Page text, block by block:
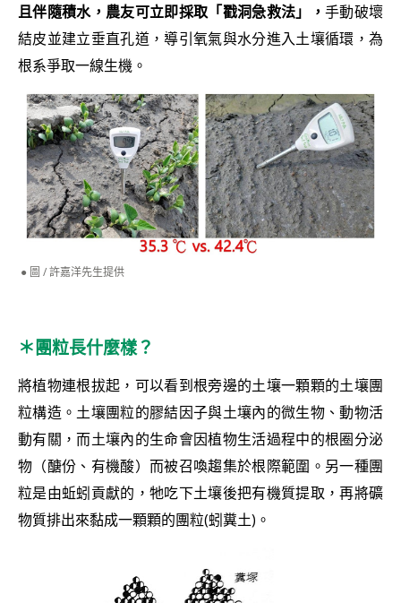
且伴隨積水，農友可立即採取「戳洞急救法」， 手動破壞
結皮並建立垂直孔道，導引氧氣與水分進入土壤循環，為
根系爭取一線生機。
圖 / 許嘉洋先生提供
＊團粒長什麼樣？
將植物連根拔起，可以看到根旁邊的土壤一顆顆的土壤團
粒構造。土壤團粒的膠結因子與土壤內的微生物、動物活
動有關，而土壤內的生命會因植物生活過程中的根圈分泌
物（醣份、有機酸）而被召喚趨集於根際範圍。另一種團
粒是由蚯蚓貢獻的，牠吃下土壤後把有機質提取，再將礦
物質排出來黏成一顆顆的團粒(蚓糞土)。